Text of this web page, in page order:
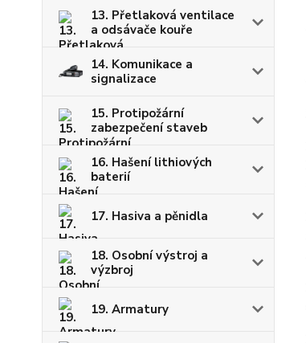
13. Přetlaková ventilace
a odsávače kouře
14. Komunikace a
signalizace
15. Protipožární
zabezpečení staveb
16. Hašení lithiových
baterií
17. Hasiva a pěnidla
18. Osobní výstroj a
výzbroj
19. Armatury